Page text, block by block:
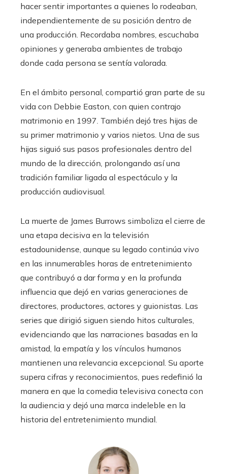
hacer sentir importantes a quienes lo rodeaban,
independientemente de su posición dentro de
una producción. Recordaba nombres, escuchaba
opiniones y generaba ambientes de trabajo
donde cada persona se sentía valorada.
En el ámbito personal, compartió gran parte de su
vida con Debbie Easton, con quien contrajo
matrimonio en 1997. También dejó tres hijas de
su primer matrimonio y varios nietos. Una de sus
hijas siguió sus pasos profesionales dentro del
mundo de la dirección, prolongando así una
tradición familiar ligada al espectáculo y la
producción audiovisual.
La muerte de James Burrows simboliza el cierre de
una etapa decisiva en la televisión
estadounidense, aunque su legado continúa vivo
en las innumerables horas de entretenimiento
que contribuyó a dar forma y en la profunda
influencia que dejó en varias generaciones de
directores, productores, actores y guionistas. Las
series que dirigió siguen siendo hitos culturales,
evidenciando que las narraciones basadas en la
amistad, la empatía y los vínculos humanos
mantienen una relevancia excepcional. Su aporte
supera cifras y reconocimientos, pues redefinió la
manera en que la comedia televisiva conecta con
la audiencia y dejó una marca indeleble en la
historia del entretenimiento mundial.